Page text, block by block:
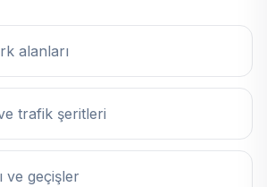
alanları
trafik şeritleri
ve geçişler